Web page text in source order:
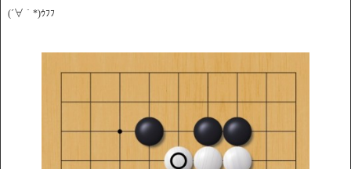
(´∀｀*)ｳﾌﾌ